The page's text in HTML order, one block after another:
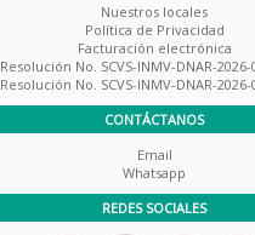
Nuestros locales
Política de Privacidad
Facturación electrónica
Resolución No. SCVS-INMV-DNAR-2026-
Resolución No. SCVS-INMV-DNAR-2026-
CONTÁCTANOS
Email
Whatsapp
REDES SOCIALES